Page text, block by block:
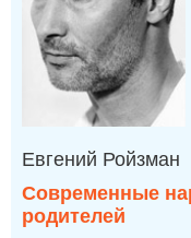
Евгений Ройзман
Современные
родителей